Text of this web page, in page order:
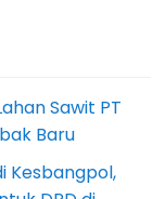
Sawit PT
Baru
Kesbangpol,